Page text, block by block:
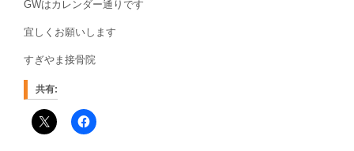
GWはカレンダー通りです
宜しくお願いします
すぎやま接骨院
共有: